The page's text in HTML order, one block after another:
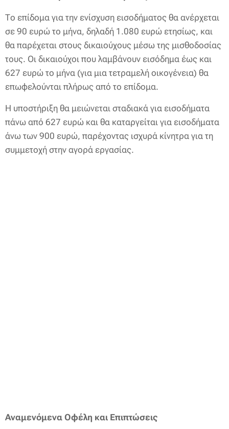
Το επίδομα για την ενίσχυση εισοδήματος θα ανέρχεται
σε 90 ευρώ το μήνα, δηλαδή 1.080 ευρώ ετησίως, και
θα παρέχεται στους δικαιούχους μέσω της μισθοδοσίας
τους. Οι δικαιούχοι που λαμβάνουν εισόδημα έως και
627 ευρώ το μήνα (για μια τετραμελή οικογένεια) θα
επωφελούνται πλήρως από το επίδομα.
Η υποστήριξη θα μειώνεται σταδιακά για εισοδήματα
πάνω από 627 ευρώ και θα καταργείται για εισοδήματα
άνω των 900 ευρώ, παρέχοντας ισχυρά κίνητρα για τη
συμμετοχή στην αγορά εργασίας.
Αναμενόμενα Οφέλη και Επιπτώσεις